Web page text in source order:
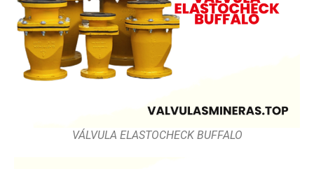
VÁLVULA ELASTOCHECK BUFFALO